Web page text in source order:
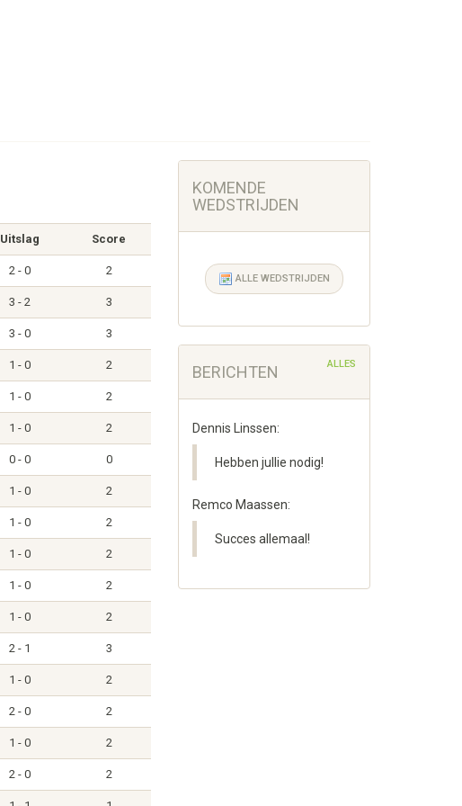
Uitslag Score
2 - 0 2
3 - 2 3
3 - 0 3
1 - 0 2
1 - 0 2
1 - 0 2
0 - 0 0
1 - 0 2
1 - 0 2
1 - 0 2
1 - 0 2
1 - 0 2
2 - 1 3
1 - 0 2
2 - 0 2
1 - 0 2
2 - 0 2
KOMENDE
WEDSTRIJDEN
ALLE WEDSTRIJDEN
ALLES
BERICHTEN
Dennis Linssen:
Hebben jullie nodig!
Remco Maassen:
Succes allemaal!